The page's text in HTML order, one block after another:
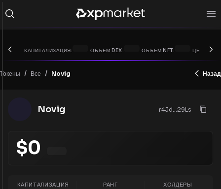
КАПИТАЛИЗАЦИЯ: ОБЪЁМ DEX: ОБЪЁМ NFT: ЦЕНА XRP:
Токены / Все / Novig Назад
Novig r4Jd...29Ls
$0
КАПИТАЛИЗАЦИЯ РАНГ ХОЛДЕРЫ